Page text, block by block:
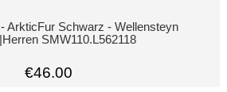
ArkticFur Schwarz - Wellensteyn
SMW110.L562118
€46.00